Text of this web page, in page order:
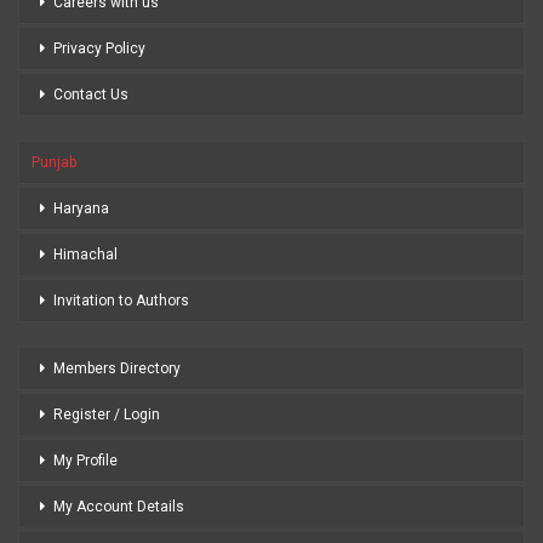
Privacy Policy
Contact Us
Punjab
Haryana
Himachal
Invitation to Authors
Members Directory
Register / Login
My Profile
My Account Details